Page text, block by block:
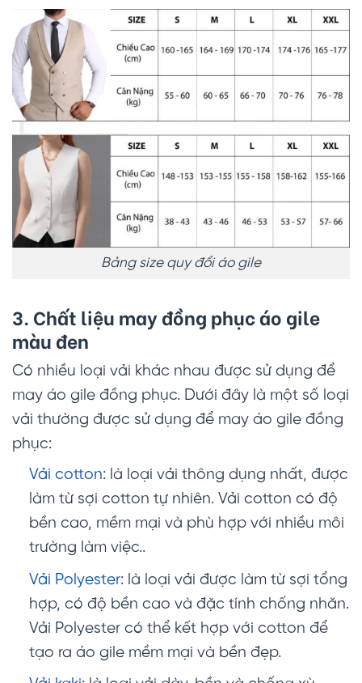
Bảng size quy đổi áo gile
3. Chất liệu may đồng phục áo gile
màu đen
Có nhiều loại vải khác nhau được sử dụng để
may áo gile đồng phục. Dưới đây là một số loại
vải thường được sử dụng để may áo gile đồng
phục:
Vải cotton: là loại vải thông dụng nhất, được
làm từ sợi cotton tự nhiên. Vải cotton có độ
bền cao, mềm mại và phù hợp với nhiều môi
trường làm việc..
Vải Polyester: là loại vải được làm từ sợi tổng
hợp, có độ bền cao và đặc tính chống nhăn.
Vải Polyester có thể kết hợp với cotton để
tạo ra áo gile mềm mại và bền đẹp.